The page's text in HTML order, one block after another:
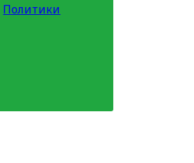
Политики